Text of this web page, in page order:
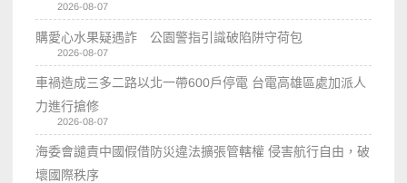
2026-08-07
購愛心水果疑遇詐 公園警指引識破陷阱守荷包
2026-08-07
車禍造成三多二路以北一帶600戶停電 台電高雄區處加派人
力進行搶修
2026-08-07
海委會譴責中國假借防災違法擴張管轄權 侵害航行自由，破
壞國際秩序